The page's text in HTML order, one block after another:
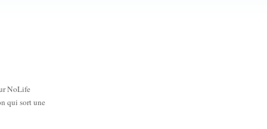
NoLife
qui sort une